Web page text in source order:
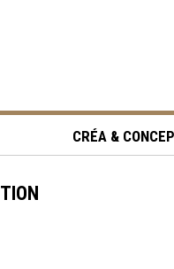
CRÉA &